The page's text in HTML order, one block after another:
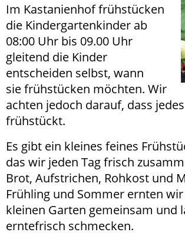
Im Kastanienhof frühstücken
die Kindergartenkinder ab
08:00 Uhr bis 09.00 Uhr
gleitend die Kinder
entscheiden selbst, wann
sie frühstücken möchten. Wir
achten jedoch darauf, dass
frühstückt.
Es gibt ein kleines feines
das wir jeden Tag frisch
Brot, Aufstrichen, Rohkost und
Frühling und Sommer ernten
kleinen Garten gemeinsam und
erntefrisch schmecken.